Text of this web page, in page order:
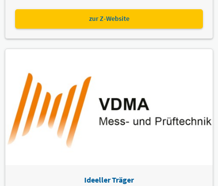
zur Z-Website
Ideeller Träger